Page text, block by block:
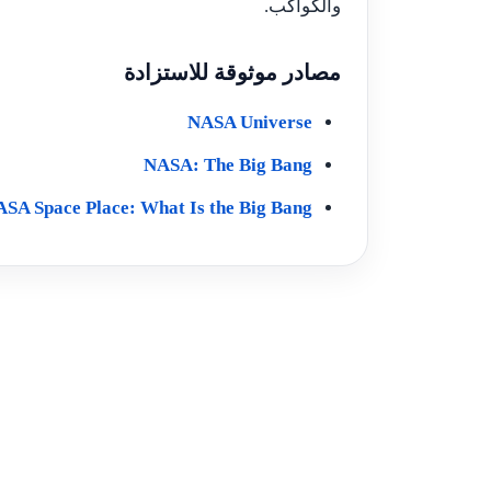
والكواكب.
مصادر موثوقة للاستزادة
NASA Universe
NASA: The Big Bang
Space Place: What Is the Big Bang?